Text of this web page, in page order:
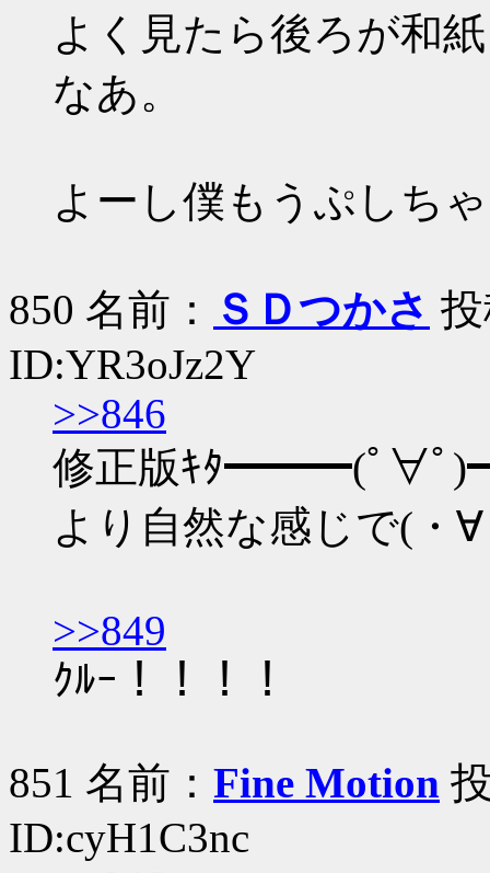
よく見たら後ろが和
なあ。
よーし僕もうぷしち
850 名前： ＳＤつかさ
ID:YR3oJz2Y
>>846
修正版ｷﾀ━━━(ﾟ∀
より自然な感じで(・
>>849
ｸﾙｰ！！！！
851 名前： Fine Motion
ID:cyH1C3nc